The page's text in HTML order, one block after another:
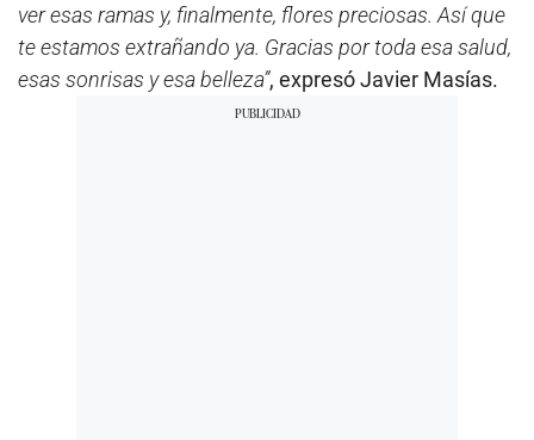
ver esas ramas y, finalmente, flores preciosas. Así que
te estamos extrañando ya. Gracias por toda esa salud,
esas sonrisas y esa belleza”, expresó Javier Masías.